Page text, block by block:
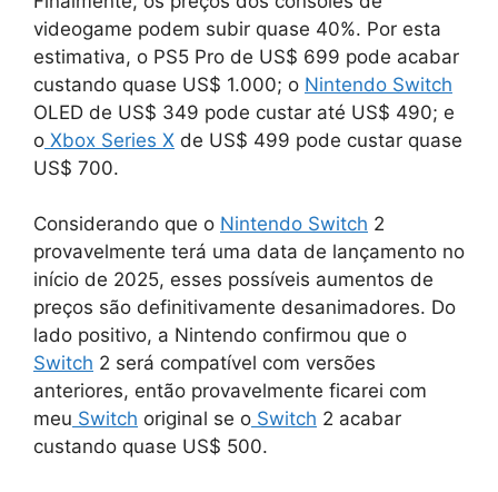
videogame podem subir quase 40%. Por esta
estimativa, o PS5 Pro de US$ 699 pode acabar
custando quase US$ 1.000; o Nintendo Switch
OLED de US$ 349 pode custar até US$ 490; e
o Xbox Series X de US$ 499 pode custar quase
US$ 700.
Considerando que o Nintendo Switch 2
provavelmente terá uma data de lançamento no
início de 2025, esses possíveis aumentos de
preços são definitivamente desanimadores. Do
lado positivo, a Nintendo confirmou que o
Switch 2 será compatível com versões
anteriores, então provavelmente ficarei com
meu Switch original se o Switch 2 acabar
custando quase US$ 500.